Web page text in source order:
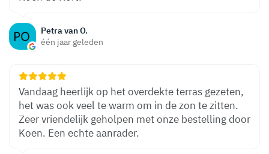
Petra van O.
één jaar geleden
Vandaag heerlijk op het overdekte terras gezeten,
het was ook veel te warm om in de zon te zitten.
Zeer vriendelijk geholpen met onze bestelling door
Koen. Een echte aanrader.